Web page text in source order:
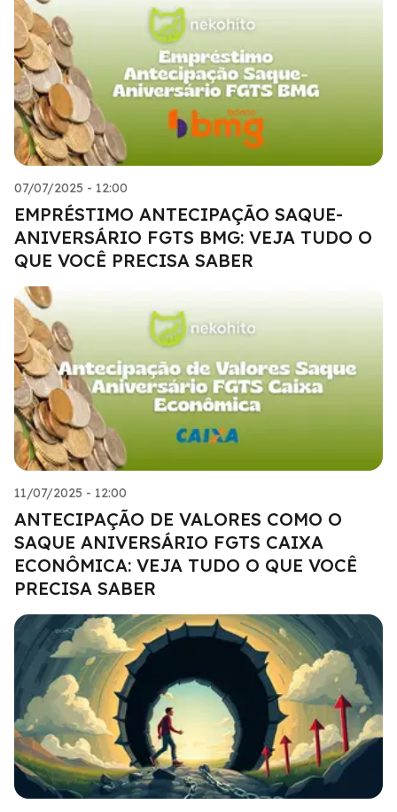
07/07/2025 - 12:00
EMPRÉSTIMO ANTECIPAÇÃO SAQUE-
ANIVERSÁRIO FGTS BMG: VEJA TUDO O
QUE VOCÊ PRECISA SABER
11/07/2025 - 12:00
ANTECIPAÇÃO DE VALORES COMO O
SAQUE ANIVERSÁRIO FGTS CAIXA
ECONÔMICA: VEJA TUDO O QUE VOCÊ
PRECISA SABER